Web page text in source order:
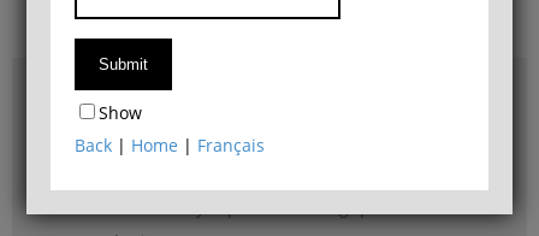
Access & maps
Philosophy Department Library
Show
Back | Home | Français